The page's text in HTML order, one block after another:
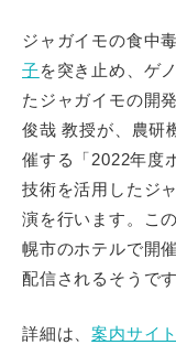
用語集
インフォメーシ
イベント
ジャガイモの食中
子を突き止め、ゲ
たジャガイモの開
俊哉 教授が、農研
催する「2022年度
技術を活用したジ
演を行います。こ
幌市のホテルで開
配信されるそうです
詳細は、案内サイト